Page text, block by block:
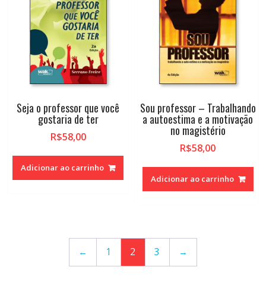
Seja o professor que você
gostaria de ter
R$58,00
Adicionar ao carrinho
Sou professor – Trabalhando
a autoestima e a motivação
no magistério
R$58,00
Adicionar ao carrinho
← 1 2 3 →